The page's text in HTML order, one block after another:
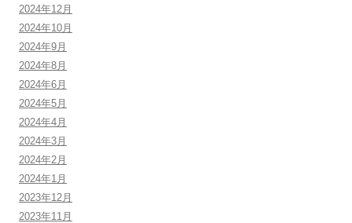
2024年12月
2024年10月
2024年9月
2024年8月
2024年6月
2024年5月
2024年4月
2024年3月
2024年2月
2024年1月
2023年12月
2023年11月